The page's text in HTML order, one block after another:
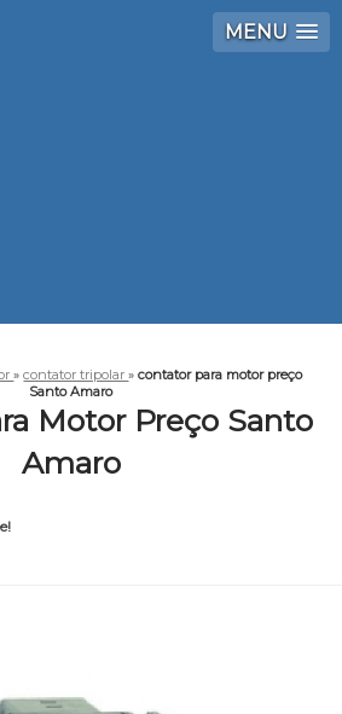
MENU
»contator tripolar»contator para motor preço
Santo Amaro
Motor Preço Santo
Amaro